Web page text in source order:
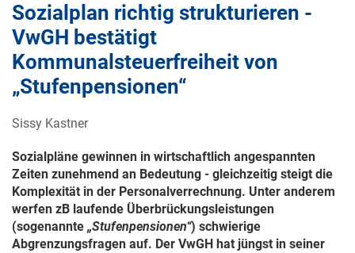
Sozialplan richtig strukturieren -
VwGH bestätigt
Kommunalsteuerfreiheit von
„Stufenpensionen“
Sissy Kastner
Sozialpläne gewinnen in wirtschaftlich angespannten
Zeiten zunehmend an Bedeutung - gleichzeitig steigt die
Komplexität in der Personalverrechnung. Unter anderem
werfen zB laufende Überbrückungsleistungen
(sogenannte „Stufenpensionen“) schwierige
Abgrenzungsfragen auf. Der VwGH hat jüngst in seiner